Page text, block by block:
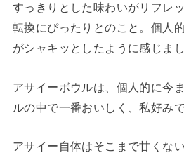
すっきりとした味わいがリフレ
転換にぴったりとのこと。個人
がシャキッとしたように感じまし
アサイーボウルは、個人的に今
ルの中で一番おいしく、私好みで
アサイー自体はそこまで甘くな